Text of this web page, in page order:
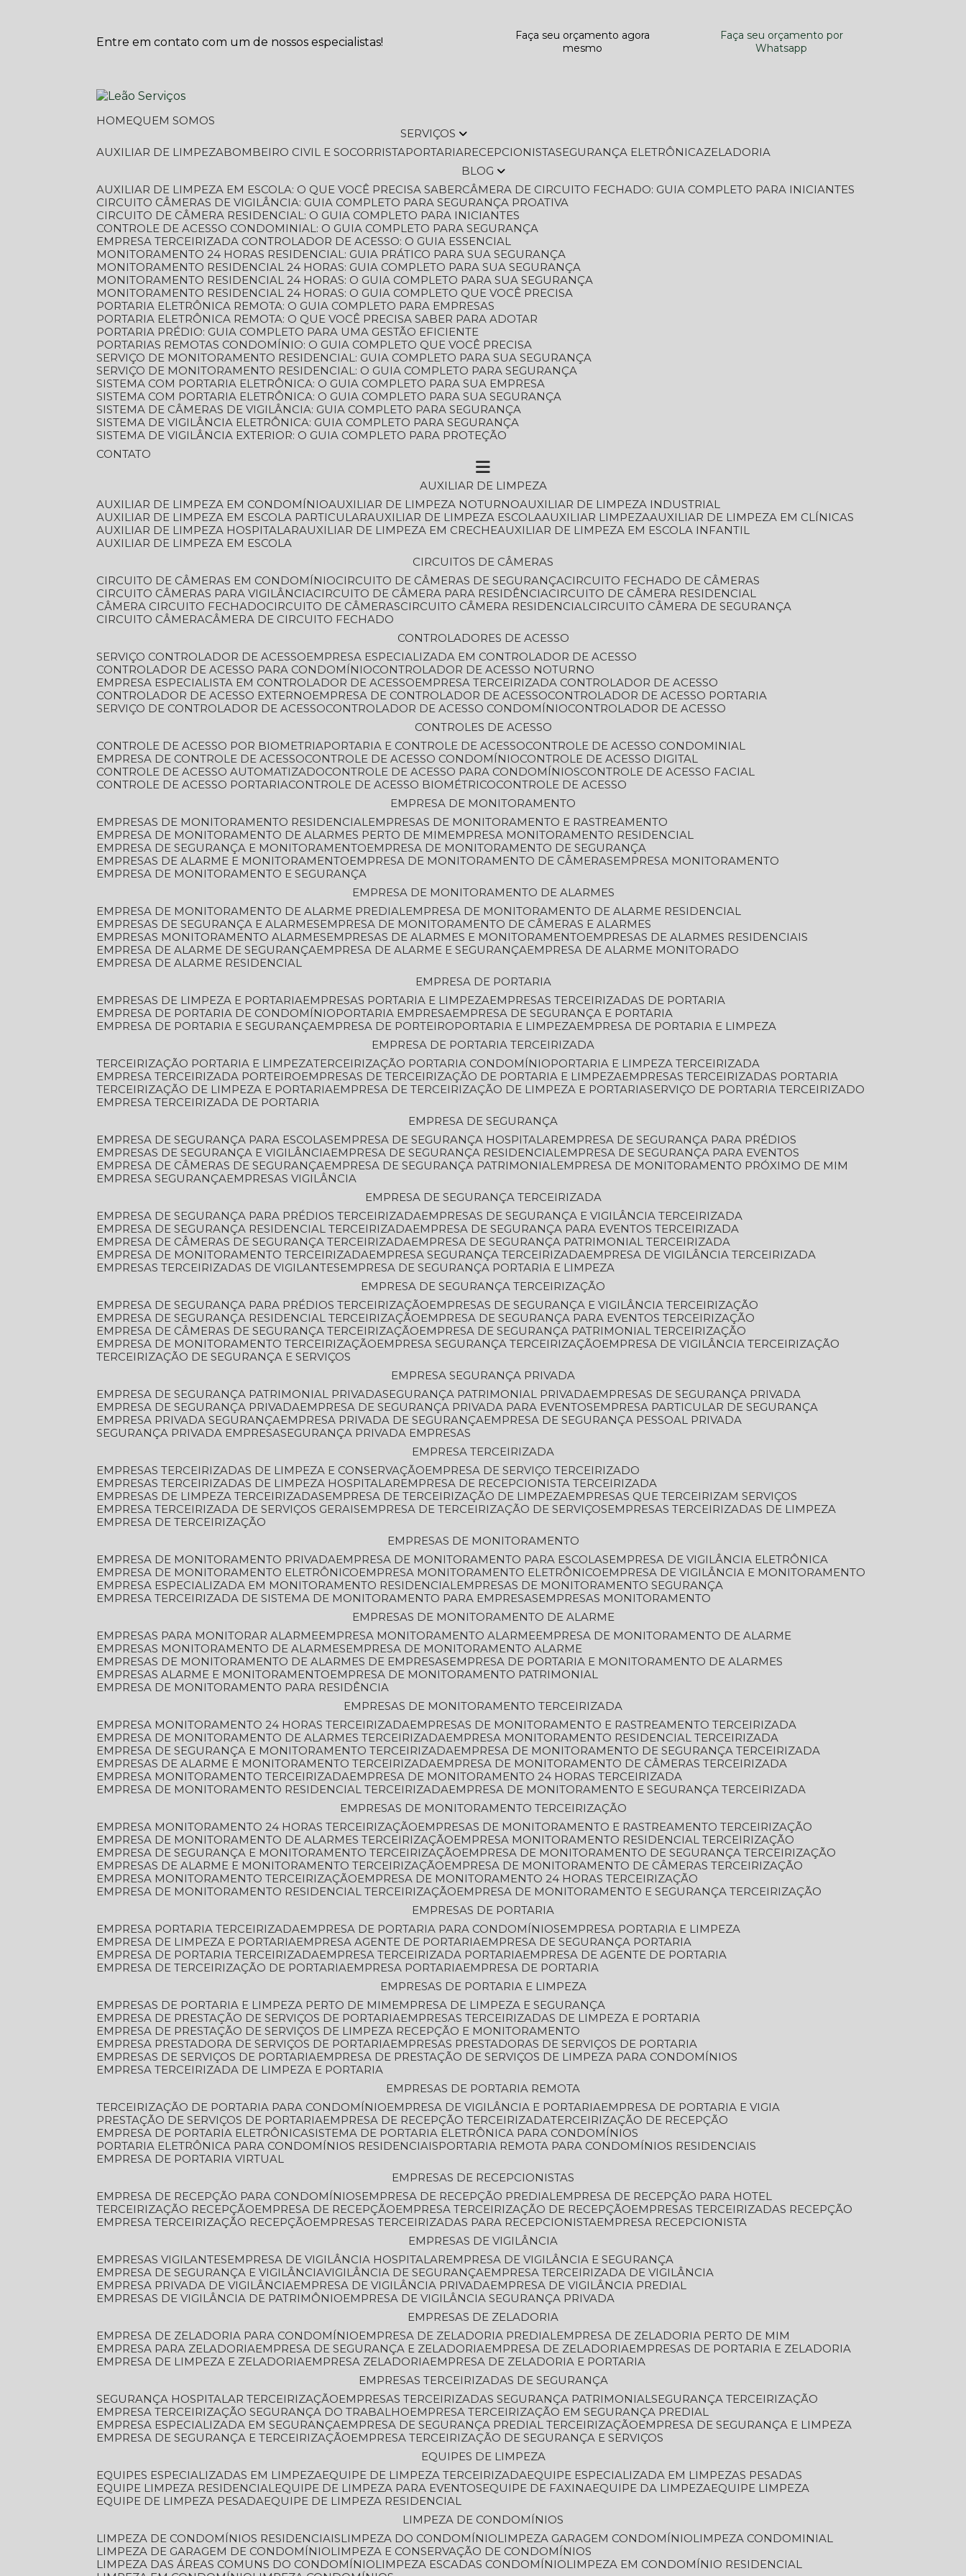
Entre em contato com um de nossos especialistas!
Faça seu orçamento agora
mesmo
Faça seu orçamento por
Whatsapp
HOME
QUEM SOMOS
SERVIÇOS
AUXILIAR DE LIMPEZA
BOMBEIRO CIVIL E SOCORRISTA PORTARIA RECEPCIONISTA SEGURANÇA ELETRÔNICA
ZELADORIA
BLOG
AUXILIAR DE LIMPEZA EM ESCOLA: O QUE VOCÊ PRECISA SABER
CÂMERA DE CIRCUITO FECHADO: GUIA COMPLETO PARA INICIANTES
CIRCUITO CÂMERAS DE VIGILÂNCIA: GUIA COMPLETO PARA SEGURANÇA PROATIVA
CIRCUITO DE CÂMERA RESIDENCIAL: O GUIA COMPLETO PARA INICIANTES
CONTROLE DE ACESSO CONDOMINIAL: O GUIA COMPLETO PARA SEGURANÇA
EMPRESA TERCEIRIZADA CONTROLADOR DE ACESSO: O GUIA ESSENCIAL
MONITORAMENTO 24 HORAS RESIDENCIAL: GUIA PRÁTICO PARA SUA SEGURANÇA
MONITORAMENTO RESIDENCIAL 24 HORAS: GUIA COMPLETO PARA SUA SEGURANÇA
MONITORAMENTO RESIDENCIAL 24 HORAS: O GUIA COMPLETO PARA SUA SEGURANÇA
MONITORAMENTO RESIDENCIAL 24 HORAS: O GUIA COMPLETO QUE VOCÊ PRECISA
PORTARIA ELETRÔNICA REMOTA: O GUIA COMPLETO PARA EMPRESAS
PORTARIA ELETRÔNICA REMOTA: O QUE VOCÊ PRECISA SABER PARA ADOTAR
PORTARIA PRÉDIO: GUIA COMPLETO PARA UMA GESTÃO EFICIENTE
PORTARIAS REMOTAS CONDOMÍNIO: O GUIA COMPLETO QUE VOCÊ PRECISA
SERVIÇO DE MONITORAMENTO RESIDENCIAL: GUIA COMPLETO PARA SUA SEGURANÇA
SERVIÇO DE MONITORAMENTO RESIDENCIAL: O GUIA COMPLETO PARA SEGURANÇA
SISTEMA COM PORTARIA ELETRÔNICA: O GUIA COMPLETO PARA SUA EMPRESA
SISTEMA COM PORTARIA ELETRÔNICA: O GUIA COMPLETO PARA SUA SEGURANÇA
SISTEMA DE CÂMERAS DE VIGILÂNCIA: GUIA COMPLETO PARA SEGURANÇA
SISTEMA DE VIGILÂNCIA ELETRÔNICA: GUIA COMPLETO PARA SEGURANÇA
SISTEMA DE VIGILÂNCIA EXTERIOR: O GUIA COMPLETO PARA PROTEÇÃO
CONTATO
AUXILIAR DE LIMPEZA
AUXILIAR DE LIMPEZA EM CONDOMÍNIO
AUXILIAR DE LIMPEZA NOTURNO
AUXILIAR DE LIMPEZA INDUSTRIAL
AUXILIAR DE LIMPEZA EM ESCOLA PARTICULAR
AUXILIAR DE LIMPEZA ESCOLA AUXILIAR LIMPEZA
AUXILIAR DE LIMPEZA EM CLÍNICAS
AUXILIAR DE LIMPEZA HOSPITALAR
AUXILIAR DE LIMPEZA EM CRECHE
AUXILIAR DE LIMPEZA EM ESCOLA INFANTIL
AUXILIAR DE LIMPEZA EM ESCOLA
CIRCUITOS DE CÂMERAS
CIRCUITO DE CÂMERAS EM CONDOMÍNIO
CIRCUITO DE CÂMERAS DE SEGURANÇA
CIRCUITO FECHADO DE CÂMERAS
CIRCUITO CÂMERAS PARA VIGILÂNCIA
CIRCUITO DE CÂMERA PARA RESIDÊNCIA
CIRCUITO DE CÂMERA RESIDENCIAL
CÂMERA CIRCUITO FECHADO
CIRCUITO DE CÂMERAS CIRCUITO CÂMERA RESIDENCIAL
CIRCUITO CÂMERA DE SEGURANÇA
CIRCUITO CÂMERA
CÂMERA DE CIRCUITO FECHADO
CONTROLADORES DE ACESSO
SERVIÇO CONTROLADOR DE ACESSO
EMPRESA ESPECIALIZADA EM CONTROLADOR DE ACESSO
CONTROLADOR DE ACESSO PARA CONDOMÍNIO
CONTROLADOR DE ACESSO NOTURNO
EMPRESA ESPECIALISTA EM CONTROLADOR DE ACESSO
EMPRESA TERCEIRIZADA CONTROLADOR DE ACESSO
CONTROLADOR DE ACESSO EXTERNO
EMPRESA DE CONTROLADOR DE ACESSO
CONTROLADOR DE ACESSO PORTARIA
SERVIÇO DE CONTROLADOR DE ACESSO
CONTROLADOR DE ACESSO CONDOMÍNIO
CONTROLADOR DE ACESSO
CONTROLES DE ACESSO
CONTROLE DE ACESSO POR BIOMETRIA
PORTARIA E CONTROLE DE ACESSO
CONTROLE DE ACESSO CONDOMINIAL
EMPRESA DE CONTROLE DE ACESSO
CONTROLE DE ACESSO CONDOMÍNIO
CONTROLE DE ACESSO DIGITAL
CONTROLE DE ACESSO AUTOMATIZADO
CONTROLE DE ACESSO PARA CONDOMÍNIOS
CONTROLE DE ACESSO FACIAL
CONTROLE DE ACESSO PORTARIA CONTROLE DE ACESSO BIOMÉTRICO
CONTROLE DE ACESSO
EMPRESA DE MONITORAMENTO
EMPRESAS DE MONITORAMENTO RESIDENCIAL
EMPRESAS DE MONITORAMENTO E RASTREAMENTO
EMPRESA DE MONITORAMENTO DE ALARMES PERTO DE MIM
EMPRESA MONITORAMENTO RESIDENCIAL
EMPRESA DE SEGURANÇA E MONITORAMENTO
EMPRESA DE MONITORAMENTO DE SEGURANÇA
EMPRESAS DE ALARME E MONITORAMENTO
EMPRESA DE MONITORAMENTO DE CÂMERAS
EMPRESA MONITORAMENTO
EMPRESA DE MONITORAMENTO E SEGURANÇA
EMPRESA DE MONITORAMENTO DE ALARMES
EMPRESA DE MONITORAMENTO DE ALARME PREDIAL
EMPRESA DE MONITORAMENTO DE ALARME RESIDENCIAL
EMPRESAS DE SEGURANÇA E ALARMES
EMPRESA DE MONITORAMENTO DE CÂMERAS E ALARMES
EMPRESAS MONITORAMENTO ALARMES
EMPRESAS DE ALARMES E MONITORAMENTO
EMPRESAS DE ALARMES RESIDENCIAIS
EMPRESA DE ALARME DE SEGURANÇA
EMPRESA DE ALARME E SEGURANÇA
EMPRESA DE ALARME MONITORADO
EMPRESA DE ALARME RESIDENCIAL
EMPRESA DE PORTARIA
EMPRESAS DE LIMPEZA E PORTARIA
EMPRESAS PORTARIA E LIMPEZA
EMPRESAS TERCEIRIZADAS DE PORTARIA
EMPRESA DE PORTARIA DE CONDOMÍNIO
PORTARIA EMPRESA
EMPRESA DE SEGURANÇA E PORTARIA
EMPRESA DE PORTARIA E SEGURANÇA
EMPRESA DE PORTEIRO PORTARIA E LIMPEZA
EMPRESA DE PORTARIA E LIMPEZA
EMPRESA DE PORTARIA TERCEIRIZADA
TERCEIRIZAÇÃO PORTARIA E LIMPEZA TERCEIRIZAÇÃO PORTARIA CONDOMÍNIO
PORTARIA E LIMPEZA TERCEIRIZADA
EMPRESA TERCEIRIZADA PORTEIRO
EMPRESAS DE TERCEIRIZAÇÃO DE PORTARIA E LIMPEZA
EMPRESAS TERCEIRIZADAS PORTARIA
TERCEIRIZAÇÃO DE LIMPEZA E PORTARIA
EMPRESA DE TERCEIRIZAÇÃO DE LIMPEZA E PORTARIA SERVIÇO DE PORTARIA TERCEIRIZADO
EMPRESA TERCEIRIZADA DE PORTARIA
EMPRESA DE SEGURANÇA
EMPRESA DE SEGURANÇA PARA ESCOLAS
EMPRESA DE SEGURANÇA HOSPITALAR
EMPRESA DE SEGURANÇA PARA PRÉDIOS
EMPRESAS DE SEGURANÇA E VIGILÂNCIA
EMPRESA DE SEGURANÇA RESIDENCIAL
EMPRESA DE SEGURANÇA PARA EVENTOS
EMPRESA DE CÂMERAS DE SEGURANÇA
EMPRESA DE SEGURANÇA PATRIMONIAL
EMPRESA DE MONITORAMENTO PRÓXIMO DE MIM
EMPRESA SEGURANÇA
EMPRESAS VIGILÂNCIA
EMPRESA DE SEGURANÇA TERCEIRIZADA
EMPRESA DE SEGURANÇA PARA PRÉDIOS TERCEIRIZADA
EMPRESAS DE SEGURANÇA E VIGILÂNCIA TERCEIRIZADA
EMPRESA DE SEGURANÇA RESIDENCIAL TERCEIRIZADA
EMPRESA DE SEGURANÇA PARA EVENTOS TERCEIRIZADA
EMPRESA DE CÂMERAS DE SEGURANÇA TERCEIRIZADA
EMPRESA DE SEGURANÇA PATRIMONIAL TERCEIRIZADA
EMPRESA DE MONITORAMENTO TERCEIRIZADA
EMPRESA SEGURANÇA TERCEIRIZADA
EMPRESA DE VIGILÂNCIA TERCEIRIZADA
EMPRESAS TERCEIRIZADAS DE VIGILANTES
EMPRESA DE SEGURANÇA PORTARIA E LIMPEZA
EMPRESA DE SEGURANÇA TERCEIRIZAÇÃO
EMPRESA DE SEGURANÇA PARA PRÉDIOS TERCEIRIZAÇÃO
EMPRESAS DE SEGURANÇA E VIGILÂNCIA TERCEIRIZAÇÃO
EMPRESA DE SEGURANÇA RESIDENCIAL TERCEIRIZAÇÃO
EMPRESA DE SEGURANÇA PARA EVENTOS TERCEIRIZAÇÃO
EMPRESA DE CÂMERAS DE SEGURANÇA TERCEIRIZAÇÃO
EMPRESA DE SEGURANÇA PATRIMONIAL TERCEIRIZAÇÃO
EMPRESA DE MONITORAMENTO TERCEIRIZAÇÃO
EMPRESA SEGURANÇA TERCEIRIZAÇÃO
EMPRESA DE VIGILÂNCIA TERCEIRIZAÇÃO
TERCEIRIZAÇÃO DE SEGURANÇA E SERVIÇOS
EMPRESA SEGURANÇA PRIVADA
EMPRESA DE SEGURANÇA PATRIMONIAL PRIVADA SEGURANÇA PATRIMONIAL PRIVADA
EMPRESAS DE SEGURANÇA PRIVADA
EMPRESA DE SEGURANÇA PRIVADA
EMPRESA DE SEGURANÇA PRIVADA PARA EVENTOS
EMPRESA PARTICULAR DE SEGURANÇA
EMPRESA PRIVADA SEGURANÇA
EMPRESA PRIVADA DE SEGURANÇA
EMPRESA DE SEGURANÇA PESSOAL PRIVADA
SEGURANÇA PRIVADA EMPRESA SEGURANÇA PRIVADA EMPRESAS
EMPRESA TERCEIRIZADA
EMPRESAS TERCEIRIZADAS DE LIMPEZA E CONSERVAÇÃO
EMPRESA DE SERVIÇO TERCEIRIZADO
EMPRESAS TERCEIRIZADAS DE LIMPEZA HOSPITALAR
EMPRESA DE RECEPCIONISTA TERCEIRIZADA
EMPRESAS DE LIMPEZA TERCEIRIZADAS
EMPRESA DE TERCEIRIZAÇÃO DE LIMPEZA
EMPRESAS QUE TERCEIRIZAM SERVIÇOS
EMPRESA TERCEIRIZADA DE SERVIÇOS GERAIS
EMPRESA DE TERCEIRIZAÇÃO DE SERVIÇOS
EMPRESAS TERCEIRIZADAS DE LIMPEZA
EMPRESA DE TERCEIRIZAÇÃO
EMPRESAS DE MONITORAMENTO
EMPRESA DE MONITORAMENTO PRIVADA
EMPRESA DE MONITORAMENTO PARA ESCOLAS
EMPRESA DE VIGILÂNCIA ELETRÔNICA
EMPRESA DE MONITORAMENTO ELETRÔNICO
EMPRESA MONITORAMENTO ELETRÔNICO
EMPRESA DE VIGILÂNCIA E MONITORAMENTO
EMPRESA ESPECIALIZADA EM MONITORAMENTO RESIDENCIAL
EMPRESAS DE MONITORAMENTO SEGURANÇA
EMPRESA TERCEIRIZADA DE SISTEMA DE MONITORAMENTO PARA EMPRESAS
EMPRESAS MONITORAMENTO
EMPRESAS DE MONITORAMENTO DE ALARME
EMPRESAS PARA MONITORAR ALARME
EMPRESA MONITORAMENTO ALARME
EMPRESA DE MONITORAMENTO DE ALARME
EMPRESAS MONITORAMENTO DE ALARMES
EMPRESA DE MONITORAMENTO ALARME
EMPRESAS DE MONITORAMENTO DE ALARMES DE EMPRESAS
EMPRESA DE PORTARIA E MONITORAMENTO DE ALARMES
EMPRESAS ALARME E MONITORAMENTO
EMPRESA DE MONITORAMENTO PATRIMONIAL
EMPRESA DE MONITORAMENTO PARA RESIDÊNCIA
EMPRESAS DE MONITORAMENTO TERCEIRIZADA
EMPRESA MONITORAMENTO 24 HORAS TERCEIRIZADA
EMPRESAS DE MONITORAMENTO E RASTREAMENTO TERCEIRIZADA
EMPRESA DE MONITORAMENTO DE ALARMES TERCEIRIZADA
EMPRESA MONITORAMENTO RESIDENCIAL TERCEIRIZADA
EMPRESA DE SEGURANÇA E MONITORAMENTO TERCEIRIZADA
EMPRESA DE MONITORAMENTO DE SEGURANÇA TERCEIRIZADA
EMPRESAS DE ALARME E MONITORAMENTO TERCEIRIZADA
EMPRESA DE MONITORAMENTO DE CÂMERAS TERCEIRIZADA
EMPRESA MONITORAMENTO TERCEIRIZADA
EMPRESA DE MONITORAMENTO 24 HORAS TERCEIRIZADA
EMPRESA DE MONITORAMENTO RESIDENCIAL TERCEIRIZADA
EMPRESA DE MONITORAMENTO E SEGURANÇA TERCEIRIZADA
EMPRESAS DE MONITORAMENTO TERCEIRIZAÇÃO
EMPRESA MONITORAMENTO 24 HORAS TERCEIRIZAÇÃO
EMPRESAS DE MONITORAMENTO E RASTREAMENTO TERCEIRIZAÇÃO
EMPRESA DE MONITORAMENTO DE ALARMES TERCEIRIZAÇÃO
EMPRESA MONITORAMENTO RESIDENCIAL TERCEIRIZAÇÃO
EMPRESA DE SEGURANÇA E MONITORAMENTO TERCEIRIZAÇÃO
EMPRESA DE MONITORAMENTO DE SEGURANÇA TERCEIRIZAÇÃO
EMPRESAS DE ALARME E MONITORAMENTO TERCEIRIZAÇÃO
EMPRESA DE MONITORAMENTO DE CÂMERAS TERCEIRIZAÇÃO
EMPRESA MONITORAMENTO TERCEIRIZAÇÃO
EMPRESA DE MONITORAMENTO 24 HORAS TERCEIRIZAÇÃO
EMPRESA DE MONITORAMENTO RESIDENCIAL TERCEIRIZAÇÃO
EMPRESA DE MONITORAMENTO E SEGURANÇA TERCEIRIZAÇÃO
EMPRESAS DE PORTARIA
EMPRESA PORTARIA TERCEIRIZADA
EMPRESA DE PORTARIA PARA CONDOMÍNIOS
EMPRESA PORTARIA E LIMPEZA
EMPRESA DE LIMPEZA E PORTARIA
EMPRESA AGENTE DE PORTARIA
EMPRESA DE SEGURANÇA PORTARIA
EMPRESA DE PORTARIA TERCEIRIZADA
EMPRESA TERCEIRIZADA PORTARIA
EMPRESA DE AGENTE DE PORTARIA
EMPRESA DE TERCEIRIZAÇÃO DE PORTARIA
EMPRESA PORTARIA
EMPRESA DE PORTARIA
EMPRESAS DE PORTARIA E LIMPEZA
EMPRESAS DE PORTARIA E LIMPEZA PERTO DE MIM
EMPRESA DE LIMPEZA E SEGURANÇA
EMPRESA DE PRESTAÇÃO DE SERVIÇOS DE PORTARIA
EMPRESAS TERCEIRIZADAS DE LIMPEZA E PORTARIA
EMPRESA DE PRESTAÇÃO DE SERVIÇOS DE LIMPEZA RECEPÇÃO E MONITORAMENTO
EMPRESA PRESTADORA DE SERVIÇOS DE PORTARIA
EMPRESAS PRESTADORAS DE SERVIÇOS DE PORTARIA
EMPRESAS DE SERVIÇOS DE PORTARIA
EMPRESA DE PRESTAÇÃO DE SERVIÇOS DE LIMPEZA PARA CONDOMÍNIOS
EMPRESA TERCEIRIZADA DE LIMPEZA E PORTARIA
EMPRESAS DE PORTARIA REMOTA
TERCEIRIZAÇÃO DE PORTARIA PARA CONDOMÍNIO
EMPRESA DE VIGILÂNCIA E PORTARIA
EMPRESA DE PORTARIA E VIGIA
PRESTAÇÃO DE SERVIÇOS DE PORTARIA
EMPRESA DE RECEPÇÃO TERCEIRIZADA TERCEIRIZAÇÃO DE RECEPÇÃO
EMPRESA DE PORTARIA ELETRÔNICA SISTEMA DE PORTARIA ELETRÔNICA PARA CONDOMÍNIOS
PORTARIA ELETRÔNICA PARA CONDOMÍNIOS RESIDENCIAIS
PORTARIA REMOTA PARA CONDOMÍNIOS RESIDENCIAIS
EMPRESA DE PORTARIA VIRTUAL
EMPRESAS DE RECEPCIONISTAS
EMPRESA DE RECEPÇÃO PARA CONDOMÍNIOS
EMPRESA DE RECEPÇÃO PREDIAL
EMPRESA DE RECEPÇÃO PARA HOTEL
TERCEIRIZAÇÃO RECEPÇÃO
EMPRESA DE RECEPÇÃO EMPRESA TERCEIRIZAÇÃO DE RECEPÇÃO
EMPRESAS TERCEIRIZADAS RECEPÇÃO
EMPRESA TERCEIRIZAÇÃO RECEPÇÃO
EMPRESAS TERCEIRIZADAS PARA RECEPCIONISTA
EMPRESA RECEPCIONISTA
EMPRESAS DE VIGILÂNCIA
EMPRESAS VIGILANTES
EMPRESA DE VIGILÂNCIA HOSPITALAR
EMPRESA DE VIGILÂNCIA E SEGURANÇA
EMPRESA DE SEGURANÇA E VIGILÂNCIA VIGILÂNCIA DE SEGURANÇA
EMPRESA TERCEIRIZADA DE VIGILÂNCIA
EMPRESA PRIVADA DE VIGILÂNCIA
EMPRESA DE VIGILÂNCIA PRIVADA
EMPRESA DE VIGILÂNCIA PREDIAL
EMPRESAS DE VIGILÂNCIA DE PATRIMÔNIO
EMPRESA DE VIGILÂNCIA SEGURANÇA PRIVADA
EMPRESAS DE ZELADORIA
EMPRESA DE ZELADORIA PARA CONDOMÍNIO
EMPRESA DE ZELADORIA PREDIAL
EMPRESA DE ZELADORIA PERTO DE MIM
EMPRESA PARA ZELADORIA
EMPRESA DE SEGURANÇA E ZELADORIA EMPRESA DE ZELADORIA
EMPRESAS DE PORTARIA E ZELADORIA
EMPRESA DE LIMPEZA E ZELADORIA
EMPRESA ZELADORIA
EMPRESA DE ZELADORIA E PORTARIA
EMPRESAS TERCEIRIZADAS DE SEGURANÇA
SEGURANÇA HOSPITALAR TERCEIRIZAÇÃO
EMPRESAS TERCEIRIZADAS SEGURANÇA PATRIMONIAL SEGURANÇA TERCEIRIZAÇÃO
EMPRESA TERCEIRIZAÇÃO SEGURANÇA DO TRABALHO
EMPRESA TERCEIRIZAÇÃO EM SEGURANÇA PREDIAL
EMPRESA ESPECIALIZADA EM SEGURANÇA
EMPRESA DE SEGURANÇA PREDIAL TERCEIRIZAÇÃO
EMPRESA DE SEGURANÇA E LIMPEZA
EMPRESA DE SEGURANÇA E TERCEIRIZAÇÃO
EMPRESA TERCEIRIZAÇÃO DE SEGURANÇA E SERVIÇOS
EQUIPES DE LIMPEZA
EQUIPES ESPECIALIZADAS EM LIMPEZA EQUIPE DE LIMPEZA TERCEIRIZADA EQUIPE ESPECIALIZADA EM LIMPEZAS PESADAS
EQUIPE LIMPEZA RESIDENCIAL EQUIPE DE LIMPEZA PARA EVENTOS EQUIPE DE FAXINA EQUIPE DA LIMPEZA EQUIPE LIMPEZA
EQUIPE DE LIMPEZA PESADA EQUIPE DE LIMPEZA RESIDENCIAL
LIMPEZA DE CONDOMÍNIOS
LIMPEZA DE CONDOMÍNIOS RESIDENCIAIS
LIMPEZA DO CONDOMÍNIO LIMPEZA GARAGEM CONDOMÍNIO
LIMPEZA CONDOMINIAL
LIMPEZA DE GARAGEM DE CONDOMÍNIO
LIMPEZA E CONSERVAÇÃO DE CONDOMÍNIOS
LIMPEZA DAS ÁREAS COMUNS DO CONDOMÍNIO
LIMPEZA ESCADAS CONDOMÍNIO
LIMPEZA EM CONDOMÍNIO RESIDENCIAL